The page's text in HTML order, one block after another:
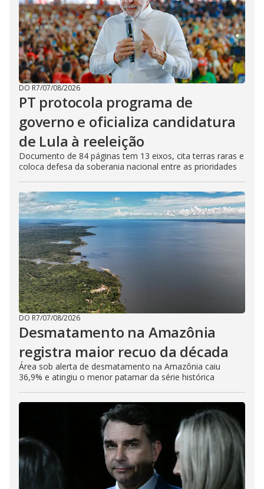
DO R7/07/08/2026
PT protocola programa de
governo e oficializa candidatura
de Lula à reeleição
Documento de 84 páginas tem 13 eixos, cita terras raras e
coloca defesa da soberania nacional entre as prioridades
DO R7/07/08/2026
Desmatamento na Amazônia
registra maior recuo da década
Área sob alerta de desmatamento na Amazônia caiu
36,9% e atingiu o menor patamar da série histórica